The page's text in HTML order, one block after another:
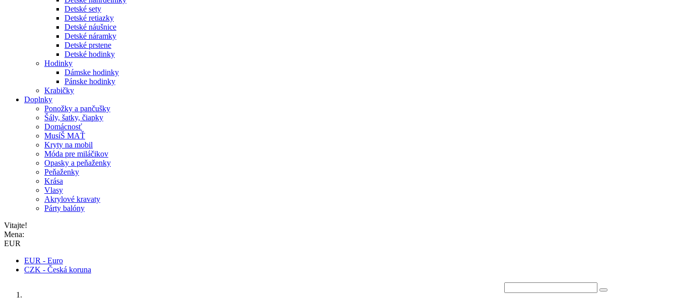
Detské sety
Detské retiazky
Detské náušnice
Detské náramky
Detské prstene
Detské hodinky
Hodinky
Dámske hodinky
Pánske hodinky
Krabičky
Doplnky
Ponožky a pančušky
Šály, šatky, čiapky
Domácnosť
MusíŠ MAŤ
Kryty na mobil
Móda pre miláčikov
Opasky a peňaženky
Peňaženky
Krása
Vlasy
Akrylové kravaty
Párty balóny
Vitajte!
Mena:
EUR
EUR - Euro
CZK - Česká koruna